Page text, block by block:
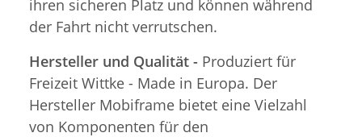
ihren sicheren Platz und können während
der Fahrt nicht verrutschen.
Hersteller und Qualität - Produziert für
Freizeit Wittke - Made in Europa. Der
Hersteller Mobiframe bietet eine Vielzahl
von Komponenten für den